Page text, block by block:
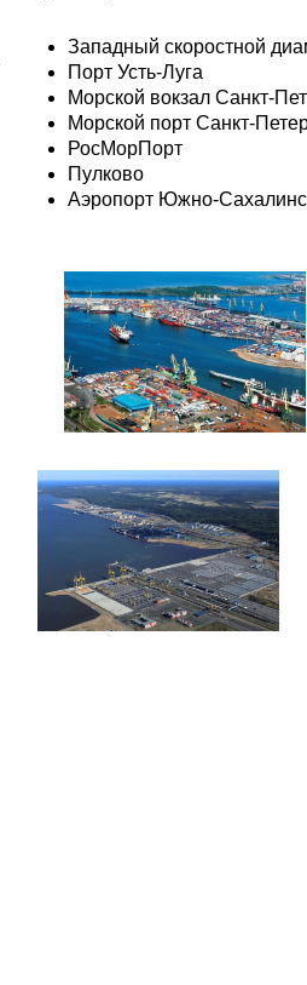
Западный скоростной
Порт Усть-Луга
Морской вокзал Санкт-
Морской порт Санкт-
РосМорПорт
Пулково
Аэропорт Южно-